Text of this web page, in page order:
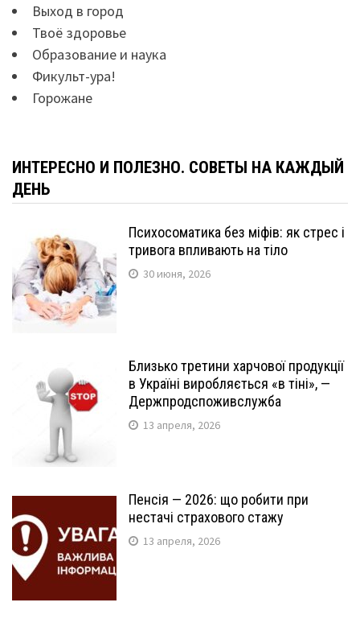
Выход в город
Твоё здоровье
Образование и наука
Фикульт-ура!
Горожане
ИНТЕРЕСНО И ПОЛЕЗНО. СОВЕТЫ НА КАЖДЫЙ
ДЕНЬ
Психосоматика без міфів: як стрес і
тривога впливають на тіло
30 июня, 2026
Близько третини харчової продукції
в Україні виробляється «в тіні», —
Держпродспоживслужба
13 апреля, 2026
Пенсія — 2026: що робити при
нестачі страхового стажу
13 апреля, 2026